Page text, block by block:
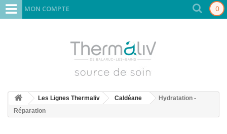
MON COMPTE 0
Les Lignes Thermaliv Caldéane
Hydratation -
Réparation